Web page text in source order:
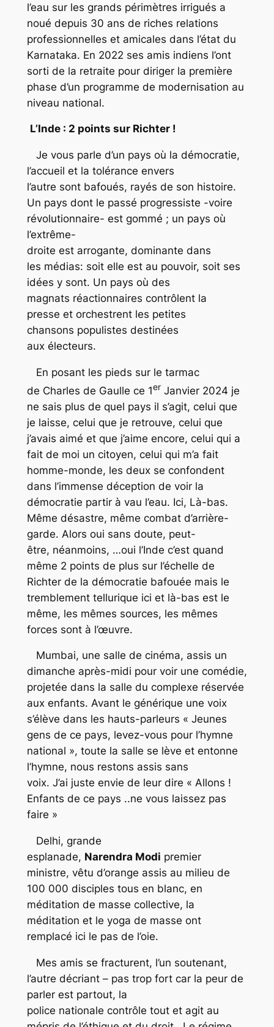
l’eau sur les grands périmètres irrigués a
noué depuis 30 ans de riches relations
professionnelles et amicales dans l’état du
Karnataka. En 2022 ses amis indiens l’ont
sorti de la retraite pour diriger la première
phase d’un programme de modernisation au
niveau national.
L’Inde : 2 points sur Richter !
Je vous parle d’un pays où la démocratie,
l’accueil et la tolérance envers
l’autre sont bafoués, rayés de son histoire.
Un pays dont le passé progressiste -voire
révolutionnaire- est gommé ; un pays où
l’extrême-
droite est arrogante, dominante dans
les médias: soit elle est au pouvoir, soit ses
idées y sont. Un pays où des
magnats réactionnaires contrôlent la
presse et orchestrent les petites
chansons populistes destinées
aux électeurs.
En posant les pieds sur le tarmac
de Charles de Gaulle ce 1erJanvier 2024 je
ne sais plus de quel pays il s’agit, celui que
je laisse, celui que je retrouve, celui que
j’avais aimé et que j’aime encore, celui qui a
fait de moi un citoyen, celui qui m’a fait
homme-monde, les deux se confondent
dans l’immense déception de voir la
démocratie partir à vau l’eau. Ici, Là-bas.
Même désastre, même combat d’arrière-
garde. Alors oui sans doute, peut-
être, néanmoins, …oui l’Inde c’est quand
même 2 points de plus sur l’échelle de
Richter de la démocratie bafouée mais le
tremblement tellurique ici et là-bas est le
même, les mêmes sources, les mêmes
forces sont à l’œuvre.
Mumbai, une salle de cinéma, assis un
dimanche après-midi pour voir une comédie,
projetée dans la salle du complexe réservée
aux enfants. Avant le générique une voix
s’élève dans les hauts-parleurs « Jeunes
gens de ce pays, levez-vous pour l’hymne
national », toute la salle se lève et entonne
l’hymne, nous restons assis sans
voix. J’ai juste envie de leur dire « Allons !
Enfants de ce pays ..ne vous laissez pas
faire »
Delhi, grande
esplanade, Narendra Modi premier
ministre, vêtu d’orange assis au milieu de
100 000 disciples tous en blanc, en
méditation de masse collective, la
méditation et le yoga de masse ont
remplacé ici le pas de l’oie.
Mes amis se fracturent, l’un soutenant,
l’autre décriant – pas trop fort car la peur de
parler est partout, la
police nationale contrôle tout et agit au